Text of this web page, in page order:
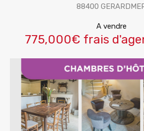
88400
A vendre
775,000€ frais